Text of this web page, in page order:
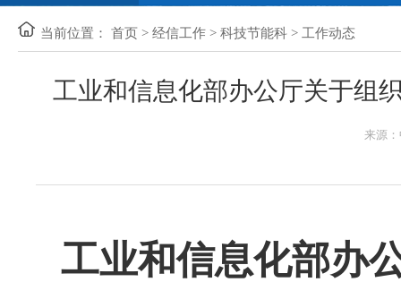
当前位置： 首页 > 经信工作 > 科技节能科 > 工作动态
工业和信息化部办公厅关于组
来源
工业和信息化部办